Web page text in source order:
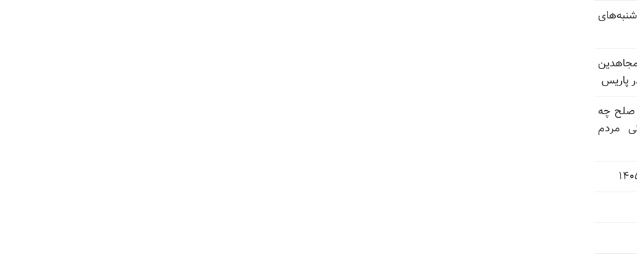
پاریس
صلح چه
مردم